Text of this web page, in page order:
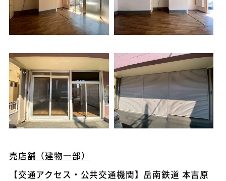
売店舗（建物一部）
【交通アクセス・公共交通機関】岳南鉄道 本吉原